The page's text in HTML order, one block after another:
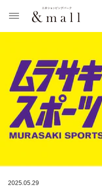
2025.05.29